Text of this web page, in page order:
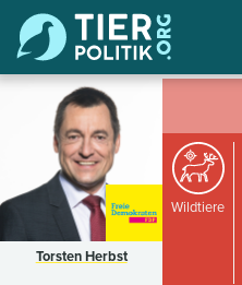
Torsten Herbst
Wildtiere